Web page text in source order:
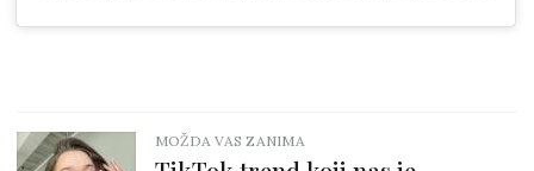
MOŽDA VAS ZANIMA